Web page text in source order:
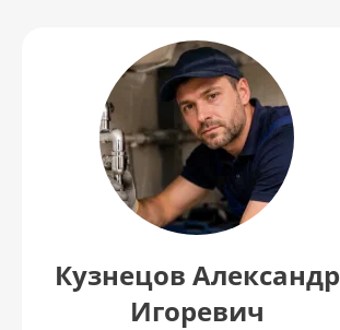
Кузнецов Александр
Игоревич